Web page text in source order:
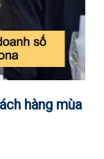
hàng mùa